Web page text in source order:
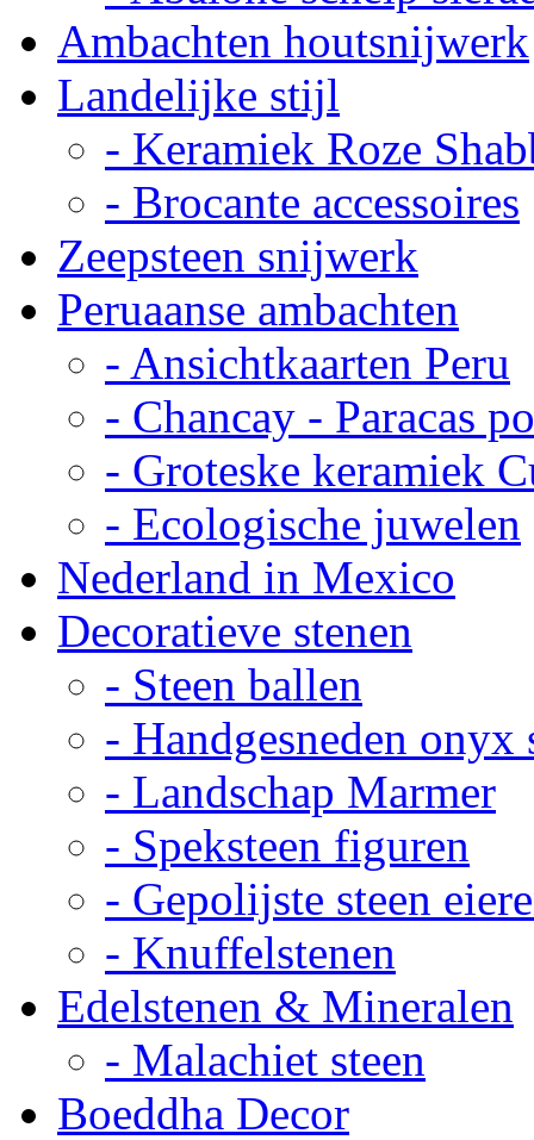
Ambachten houtsnijwerk
Landelijke stijl
- Keramiek Roze
- Brocante accessoires
Zeepsteen snijwerk
Peruaanse ambachten
- Ansichtkaarten Peru
- Chancay - Paracas
- Groteske keramiek
- Ecologische juwelen
Nederland in Mexico
Decoratieve stenen
- Steen ballen
- Handgesneden onyx
- Landschap Marmer
- Speksteen figuren
- Gepolijste steen
- Knuffelstenen
Edelstenen & Mineralen
- Malachiet steen
Boeddha Decor